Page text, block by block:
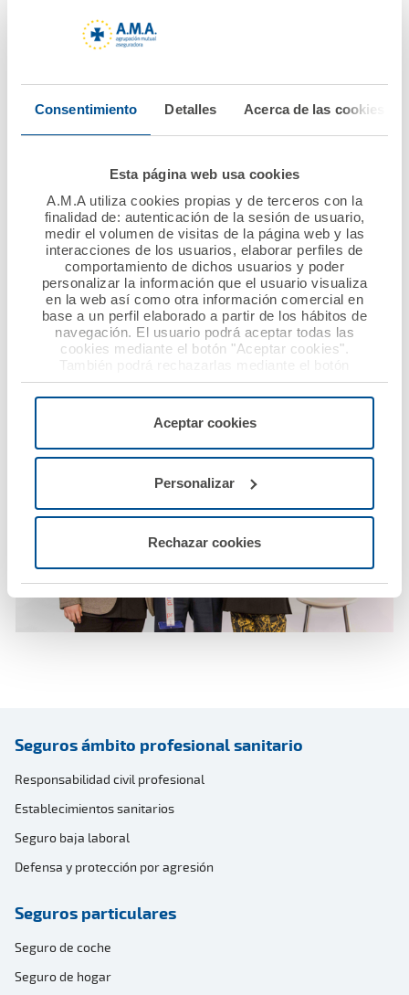
Consentimiento Detalles Acerca de las cookies
Esta página web usa cookies
A.M.A utiliza cookies propias y de terceros con la
finalidad de: autenticación de la sesión de usuario,
medir el volumen de visitas de la página web y las
interacciones de los usuarios, elaborar perfiles de
comportamiento de dichos usuarios y poder
personalizar la información que el usuario visualiza
en la web así como otra información comercial en
base a un perfil elaborado a partir de los hábitos de
navegación. El usuario podrá aceptar todas las
cookies mediante el botón "Aceptar cookies".
"Rechazar", donde se rechazarán todas las cookies
menos las necesarias para permitir el acceso a los
servicios de la web solicitados por el usuario, o
configurarlas usando el botón “Personalizar".
Aceptar cookies
Personalizar
Rechazar cookies
Innovación Aseguradora. La Mutua cuenta con más de
18.000 seguidores en redes sociales, con los que
Seguros ámbito profesional sanitario
Responsabilidad civil profesional
Establecimientos sanitarios
Seguro baja laboral
Defensa y protección por agresión
Seguros particulares
Seguro de coche
Seguro de hogar